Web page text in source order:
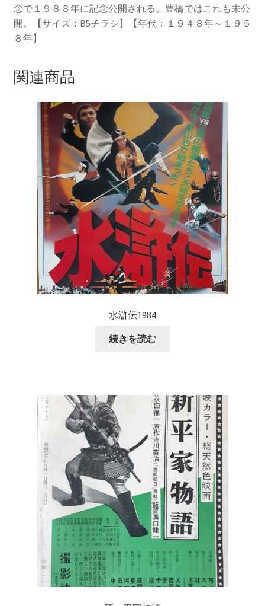
念で１９８８年に記念公開される。豊橋ではこれも未公
開。【サイズ：B5チラシ】【年代：１９４８年～１９５
８年】
関連商品
水滸伝1984
続きを読む